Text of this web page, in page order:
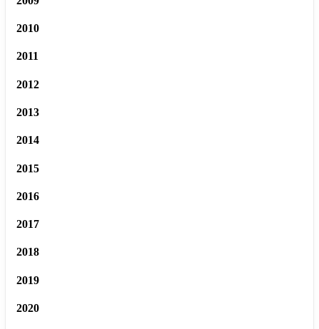
2010
2011
2012
2013
2014
2015
2016
2017
2018
2019
2020